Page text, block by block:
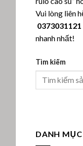
Vui lòng liên
0373031121
nhanh nhất!
Tìm kiếm
DANH